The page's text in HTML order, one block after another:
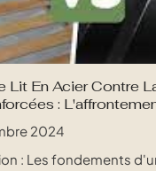
Lit En Acier Contre
:
2024
: Les fondements